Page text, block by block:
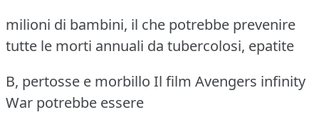
milioni di bambini, il che potrebbe prevenire
tutte le morti annuali da tubercolosi, epatite
B, pertosse e morbillo Il film Avengers infinity
War potrebbe essere